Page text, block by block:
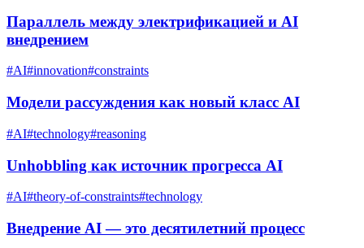
Параллель между электрификацией и AI
внедрением
#AI#innovation#constraints
Модели рассуждения как новый класс AI
#AI#technology#reasoning
Unhobbling как источник прогресса AI
#AI#theory-of-constraints#technology
Внедрение AI — это десятилетний процесс